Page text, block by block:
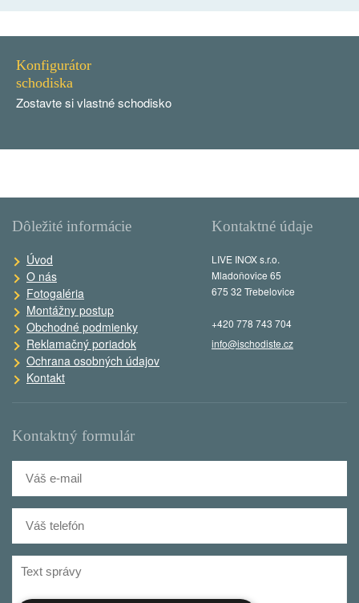
Konfigurátor
schodiska
Zostavte si vlastné schodisko
Dôležité informácie
Úvod
O nás
Fotogaléria
Montážny postup
Obchodné podmienky
Reklamačný poriadok
Ochrana osobných údajov
Kontakt
Kontaktný formulár
Kontaktné údaje
LIVE INOX s.r.o.
Mladoňovice 65
675 32 Třebelovice
+420 778 743 704
info@ischodiste.cz